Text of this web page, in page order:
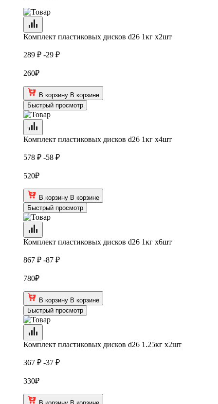
Комплект пластиковых дисков d26 1кг х2шт
289 ₽ -29 ₽
260₽
В корзину В корзине
Быстрый просмотр
Комплект пластиковых дисков d26 1кг х4шт
578 ₽ -58 ₽
520₽
В корзину В корзине
Быстрый просмотр
Комплект пластиковых дисков d26 1кг х6шт
867 ₽ -87 ₽
780₽
В корзину В корзине
Быстрый просмотр
Комплект пластиковых дисков d26 1.25кг х2шт
367 ₽ -37 ₽
330₽